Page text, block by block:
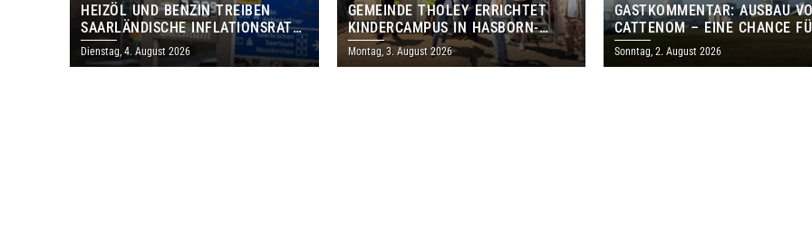
HEIZÖL UND BENZIN TREIBEN
SAARLÄNDISCHE INFLATIONSRATE
IM JULI AUF 3,2 PROZENT
Dienstag, 4. August 2026
GEMEINDE THOLEY ERRICHTET
KINDERCAMPUS IN HASBORN-
DAUTWEILER FÜR RUND 8,5 BIS 9
MILLIONEN EURO
Montag, 3. August 2026
GASTKOMMENTAR: AUSBAU
CATTENOM – EINE CHANCE
LOTHRINGEN UND DAS
Sonntag, 2. August 2026